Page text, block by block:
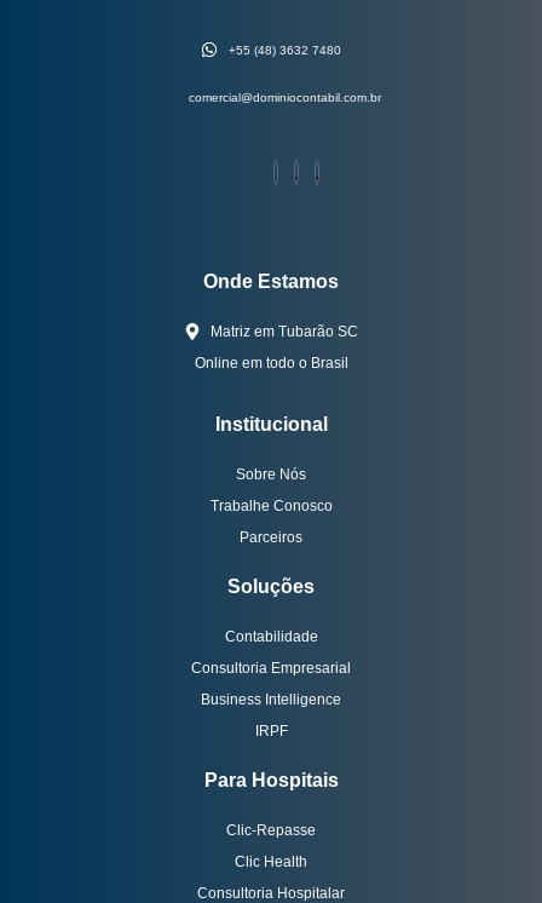
+55 (48) 3632 7480
comercial@dominiocontabil.com.br
Onde Estamos
Matriz em Tubarão SC
Online em todo o Brasil
Institucional
Sobre Nós
Trabalhe Conosco
Parceiros
Soluções
Contabilidade
Consultoria Empresarial
Business Intelligence
IRPF
Para Hospitais
Clic-Repasse
Clic Health
Consultoria Hospitalar